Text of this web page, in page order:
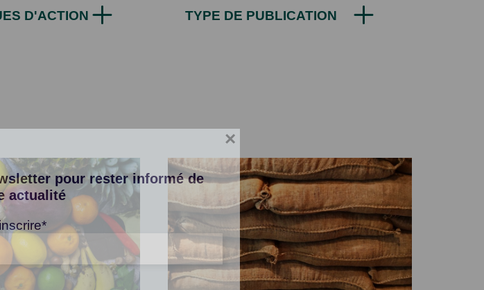
D'ACTION TYPE DE PUBLICATION
pour rester informé de
actualité
×